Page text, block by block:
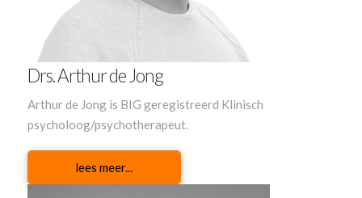
Drs. Arthur de Jong
Arthur de Jong is BIG geregistreerd Klinisch
psycholoog/psychotherapeut.
lees meer...